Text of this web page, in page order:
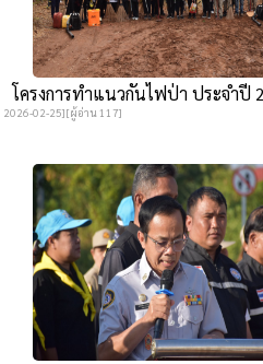
โครงการทำแนวกันไฟป่า ประจำปี
2026-02-25][ผู้อ่าน 117]